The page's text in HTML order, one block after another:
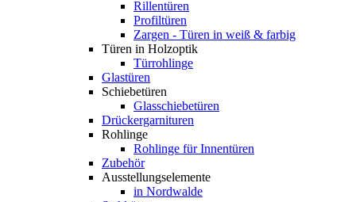
Rillentüren
Profiltüren
Zargen - Türen in weiß & farbig
Türen in Holzoptik
Türrohlinge
Glastüren
Schiebetüren
Glasschiebetüren
Drückergarnituren
Rohlinge
Rohlinge für Innentüren
Zubehör
Ausstellungselemente
in Nordwalde